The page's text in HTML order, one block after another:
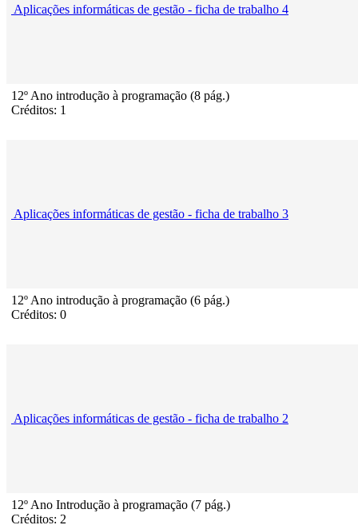
Aplicações informáticas de gestão - ficha de trabalho 4
12º Ano introdução à programação (8 pág.)
Créditos: 1
Aplicações informáticas de gestão - ficha de trabalho 3
12º Ano introdução à programação (6 pág.)
Créditos: 0
Aplicações informáticas de gestão - ficha de trabalho 2
12º Ano Introdução à programação (7 pág.)
Créditos: 2